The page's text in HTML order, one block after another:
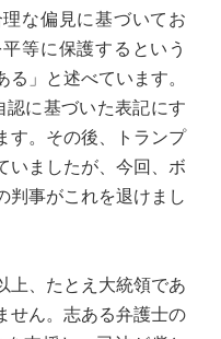
な偏見に基づいてお
等に保護するという
」と述べています。
に基づいた表記にす
す。その後、トランプ
いましたが、今回、ボ
判事がこれを退けまし
、たとえ大統領であ
せん。志ある弁護士の